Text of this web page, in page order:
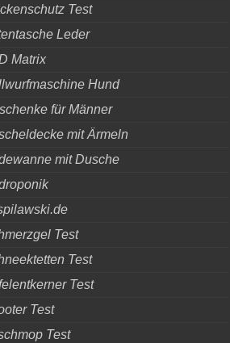
Test
Leder
Matrix
Hund
für Männer
mit Ärmeln
mit Dusche
Test
Test
Test
Test
Test